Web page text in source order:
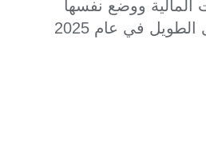
المالية ووضع نفسها
للنجاح على المدى الطويل في عام 2025